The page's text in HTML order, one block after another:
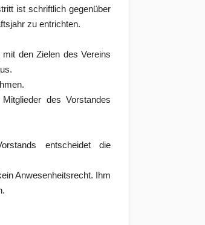
ist schriftlich gegenüber
zu entrichten.
den Zielen des Vereins
des Vorstandes
entscheidet die
Anwesenheitsrecht. Ihm